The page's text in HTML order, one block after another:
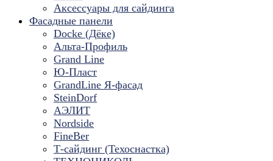
Аксессуары для сайдинга
Фасадные панели
Docke (Дёке)
Альта-Профиль
Grand Line
Ю-Пласт
GrandLine Я-фасад
SteinDorf
АЭЛИТ
Nordside
FineBer
Т-сайдинг (Техоснастка)